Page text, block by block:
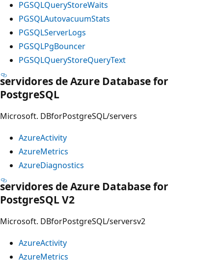
PGSQLQueryStoreWaits
PGSQLAutovacuumStats
PGSQLServerLogs
PGSQLPgBouncer
PGSQLQueryStoreQueryText
servidores de Azure Database for
PostgreSQL
Microsoft. DBforPostgreSQL/servers
AzureActivity
AzureMetrics
AzureDiagnostics
servidores de Azure Database for
PostgreSQL V2
Microsoft. DBforPostgreSQL/serversv2
AzureActivity
AzureMetrics